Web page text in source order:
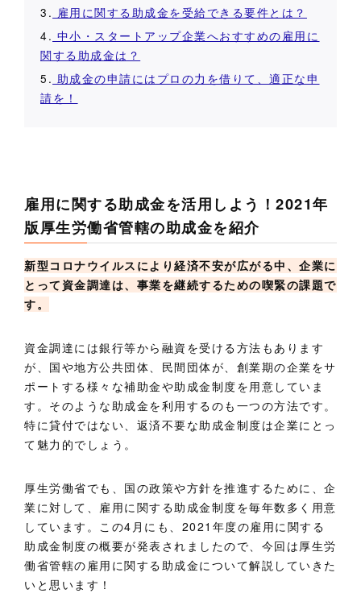
3. 雇用に関する助成金を受給できる要件とは？
4. 中小・スタートアップ企業へおすすめの雇用に
関する助成金は？
5. 助成金の申請にはプロの力を借りて、適正な申
請を！
雇用に関する助成金を活用しよう！2021年
版厚生労働省管轄の助成金を紹介
新型コロナウイルスにより経済不安が広がる中、企業に
とって資金調達は、事業を継続するための喫緊の課題で
す。
資金調達には銀行等から融資を受ける方法もあります
が、国や地方公共団体、民間団体が、創業期の企業をサ
ポートする様々な補助金や助成金制度を用意していま
す。そのような助成金を利用するのも一つの方法です。
特に貸付ではない、返済不要な助成金制度は企業にとっ
て魅力的でしょう。
厚生労働省でも、国の政策や方針を推進するために、企
業に対して、雇用に関する助成金制度を毎年数多く用意
しています。この4月にも、2021年度の雇用に関する
助成金制度の概要が発表されましたので、今回は厚生労
働省管轄の雇用に関する助成金について解説していきた
いと思います！